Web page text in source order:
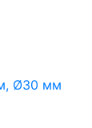
Ø30 мм